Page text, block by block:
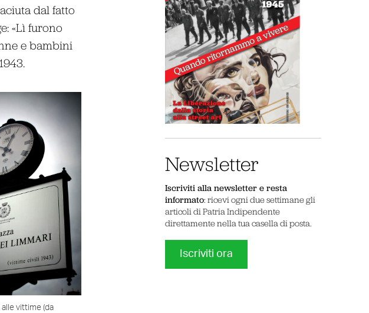
dal fatto
«Lì furono
e bambini
alle vittime (da
Newsletter
Iscriviti alla newsletter e resta
informato: ricevi ogni due settimane gli
articoli di Patria Indipendente
direttamente nella tua casella di posta.
Iscriviti ora